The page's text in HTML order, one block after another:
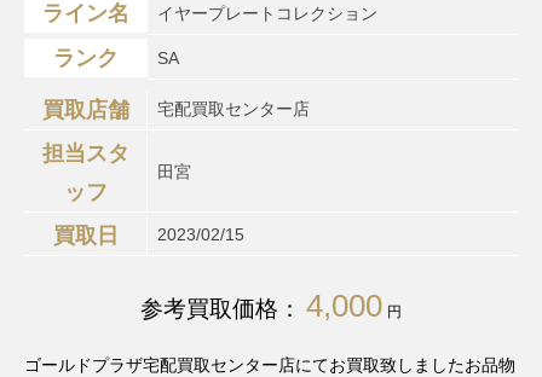
ライン名 イヤープレートコレクション
ランク SA
買取店舗 宅配買取センター店
担当スタ
ッフ
田宮
買取日 2023/02/15
参考買取価格： 4,000 円
ゴールドプラザ宅配買取センター店にてお買取致しましたお品物